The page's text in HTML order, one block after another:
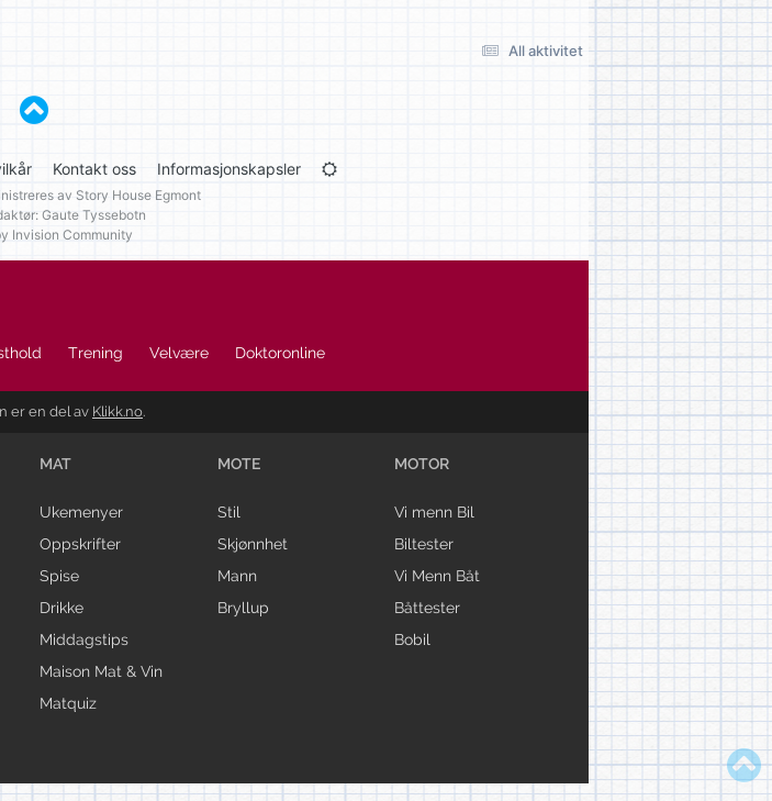
All aktivitet
Kontakt oss Informasjonskapsler
av Story House Egmont
Gaute Tyssebotn
Invision Community
Trening Velvære Doktoronline
er en del av Klikk.no.
MAT
Ukemenyer
Oppskrifter
Spise
Drikke
Middagstips
Maison Mat & Vin
Matquiz
MOTE
Stil
Skjønnhet
Mann
Bryllup
MOTOR
Vi menn Bil
Biltester
Vi Menn Båt
Båttester
Bobil